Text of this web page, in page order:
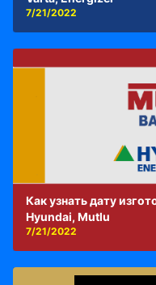
7/21/2022
Как узнать дату
Hyundai, Mutlu
7/21/2022